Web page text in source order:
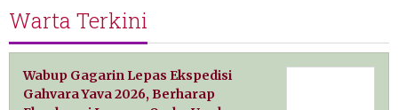
Warta Terkini
Wabup Gagarin Lepas Ekspedisi
Gahvara Yava 2026, Berharap